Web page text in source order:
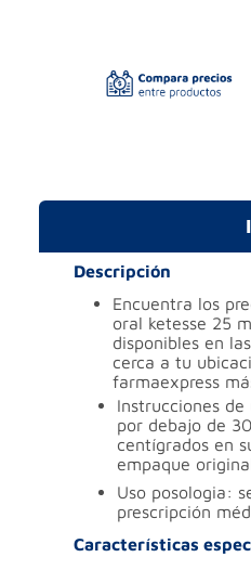
Descripción
encuentra los precios de solución
oral ketesse 25
disponibles en
cerca a tu
farmaexpress
instrucciones de
por debajo de
centígrados en
empaque
uso posologia:
prescripción
Características